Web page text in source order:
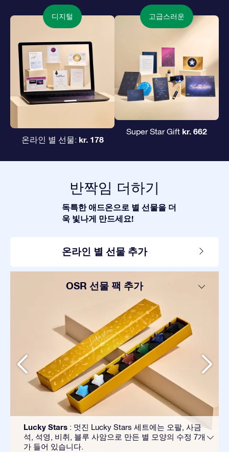
디지털
온라인 별 선물: kr. 178
고급스러운
Super Star Gift kr. 662
반짝임 더하기
독특한 애드온으로 별 선물을 더
욱 빛나게 만드세요!
온라인 별 선물 추가
OSR 선물 팩 추가
Lucky Stars : 멋진 Lucky Stars 세트에는 오팔, 사금
석, 석영, 비취, 블루 사암으로 만든 별 모양의 수정 7개
가 들어 있습니다.